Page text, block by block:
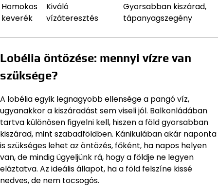
Homokos
keverék
Kiváló
vízáteresztés
Gyorsabban kiszárad,
tápanyagszegény
Lobélia öntözése: mennyi vízre van
szüksége?
A lobélia egyik legnagyobb ellensége a pangó víz,
ugyanakkor a kiszáradást sem viseli jól. Balkonládában
tartva különösen figyelni kell, hiszen a föld gyorsabban
kiszárad, mint szabadföldben. Kánikulában akár naponta
is szükséges lehet az öntözés, főként, ha napos helyen
van, de mindig ügyeljünk rá, hogy a földje ne legyen
eláztatva. Az ideális állapot, ha a föld felszíne kissé
nedves, de nem tocsogós.